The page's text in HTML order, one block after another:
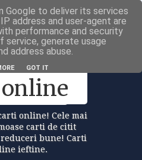
la
online! Cele mai
carti de citit
bune! Carti
ieftine.
Google to deliver its services
address and user-agent are
performance and security
generate usage
address abuse.
GOT IT